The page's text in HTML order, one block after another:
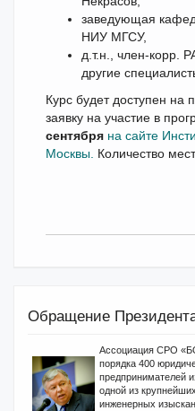
заведующая
НИУ МГСУ,
д.т.н., член-корр.
другие
Курс будет доступен
заявку на участие в
сентября на сайте
Москвы. Количество
Обращение
Ассоциация СРО
порядка 400
предпринимателей
одной из
инженерных